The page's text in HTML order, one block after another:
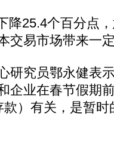
25.4个百分点，
交易市场带来一
究员鄂永健表
企业在春节假期
）有关，是暂